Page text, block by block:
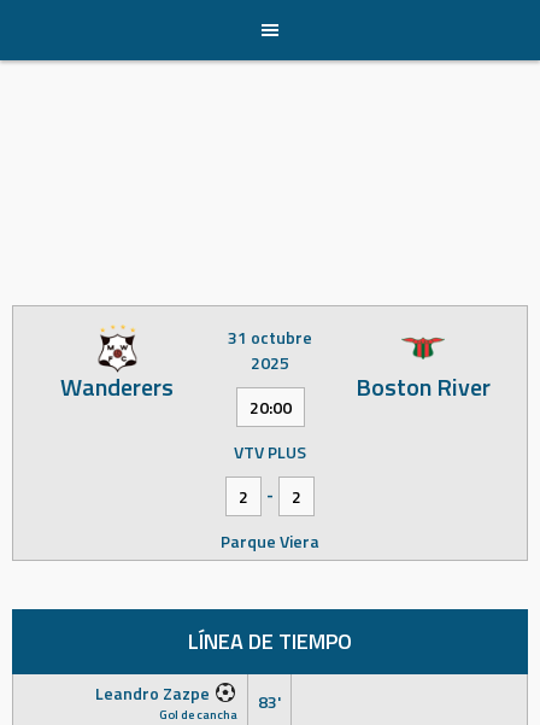
content
Wanderers Boston River
31 octubre
2025
20:00
VTV PLUS
2
-
2
Parque Viera
LÍNEA DE TIEMPO
Leandro Zazpe
Gol de cancha
83'